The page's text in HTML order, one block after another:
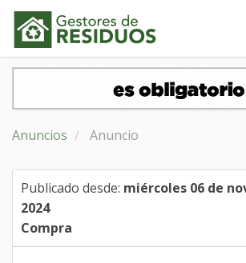
Anuncios Anuncio
Publicado desde: miércoles 06 de
2024
Compra